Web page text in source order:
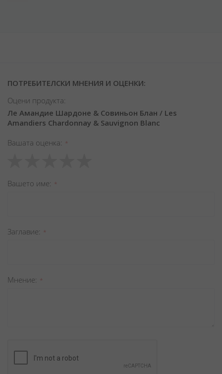
ПОТРЕБИТЕЛСКИ МНЕНИЯ И ОЦЕНКИ:
Оцени продукта:
Ле Амандие Шардоне & Совиньон Блан / Les
Amandiers Chardonnay & Sauvignon Blanc
Вашата оценка
star
stars
stars
stars
stars
Вашето име
Заглавиe
Мнение